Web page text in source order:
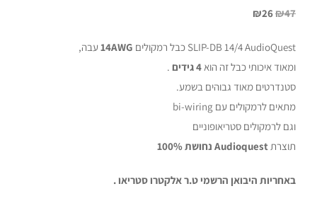
₪47
₪26
SLIP-DB 14/4 AudioQuest כבל רמקולים
עבה,
ומאוד איכותי כבל זה הוא4 גידים
.
סטנדרטים מאוד גבוהים בשמע.
מתאים לרמקולים עם bi-wiring
וגם לרמקולים סטריאופוניים
תוצרתAudioquest נחושת 100%
באחריות היבואן הרשמי ט.ר אלקטרו סטריאו .